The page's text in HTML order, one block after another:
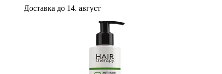
Доставка до 14. август